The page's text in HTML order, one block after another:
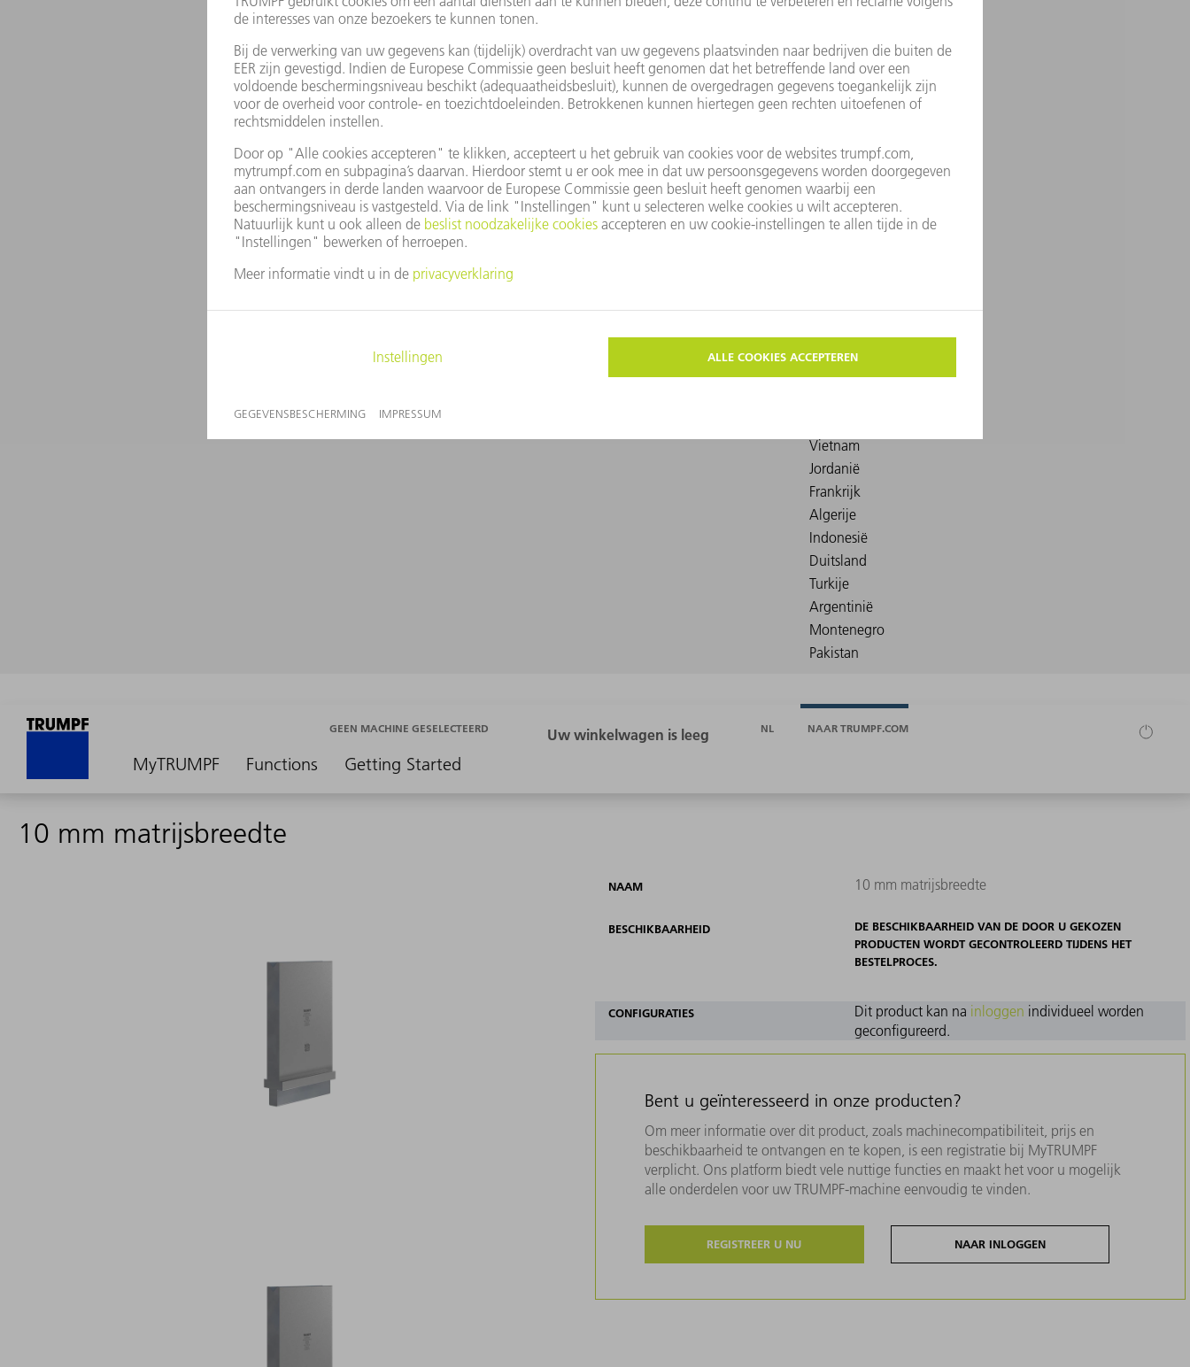
MyTRUMPF Functions Getting Started
GEEN MACHINE GESELECTEERD NL NAAR TRUMPF.COM
10 mm matrijsbreedte
NAAM 10 mm matrijsbreedte
BESCHIKBAARHEID
DE BESCHIKBAARHEID VAN DE DOOR U GEKOZEN
PRODUCTEN WORDT GECONTROLEERD TIJDENS HET
BESTELPROCES.
CONFIGURATIES Dit product kan na inloggen individueel worden
geconfigureerd.
Bent u geïnteresseerd in onze producten?
Om meer informatie over dit product, zoals machinecompatibiliteit, prijs en
beschikbaarheid te ontvangen en te kopen, is een registratie bij MyTRUMPF
verplicht. Ons platform biedt vele nuttige functies en maakt het voor u mogelijk
alle onderdelen voor uw TRUMPF-machine eenvoudig te vinden.
REGISTREER U NU NAAR INLOGGEN